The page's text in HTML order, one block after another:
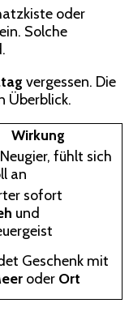
oder
Solche
vergessen. Die
Überblick.
Wirkung
fühlt sich
an
sofort
und
Geschenk mit
oder Ort